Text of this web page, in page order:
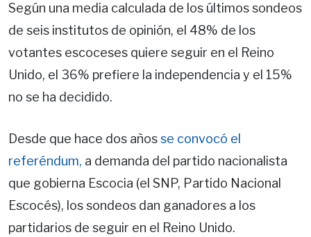
Según una media calculada de los últimos sondeos
de seis institutos de opinión, el 48% de los
votantes escoceses quiere seguir en el Reino
Unido, el 36% prefiere la independencia y el 15%
no se ha decidido.
Desde que hace dos añosse convocó el
referéndum, a demanda del partido nacionalista
que gobierna Escocia (el SNP, Partido Nacional
Escocés), los sondeos dan ganadores a los
partidarios de seguir en el Reino Unido.